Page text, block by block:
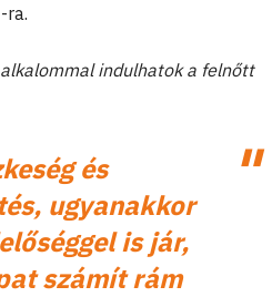
ra.
indulhatok a felnőtt
és
ugyanakkor
is jár,
számít rám